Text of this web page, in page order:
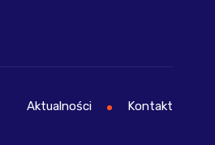
Aktualności Kontakt